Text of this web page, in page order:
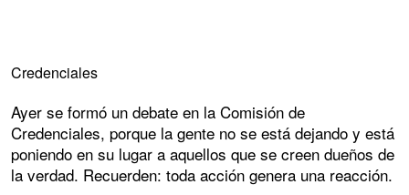
Credenciales
Ayer se formó un debate en la Comisión de
Credenciales, porque la gente no se está dejando y está
poniendo en su lugar a aquellos que se creen dueños de
la verdad. Recuerden: toda acción genera una reacción.